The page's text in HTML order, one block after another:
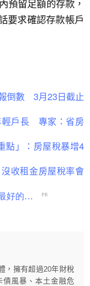
預留足額的存款，
要求確認存款帳戶
倒數 3月23日截止
輕戶長 專家：省房
點」：房屋稅暴增4
收租金房屋稅率會
，擁有超過20年財稅
債風暴、本土金融危